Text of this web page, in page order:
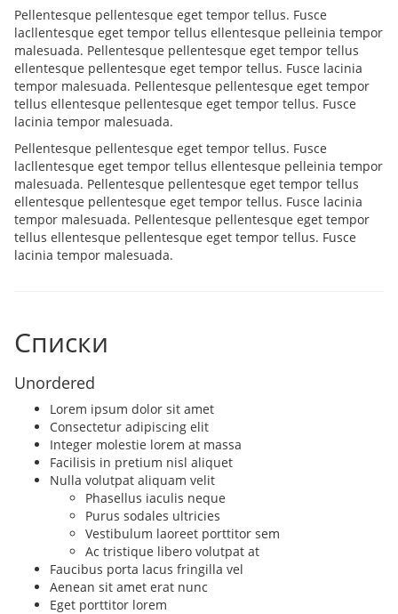
Pellentesque pellentesque eget tempor tellus. Fusce
lacllentesque eget tempor tellus ellentesque pelleinia tempor
malesuada. Pellentesque pellentesque eget tempor tellus
ellentesque pellentesque eget tempor tellus. Fusce lacinia
tempor malesuada. Pellentesque pellentesque eget tempor
tellus ellentesque pellentesque eget tempor tellus. Fusce
lacinia tempor malesuada.
Pellentesque pellentesque eget tempor tellus. Fusce
lacllentesque eget tempor tellus ellentesque pelleinia tempor
malesuada. Pellentesque pellentesque eget tempor tellus
ellentesque pellentesque eget tempor tellus. Fusce lacinia
tempor malesuada. Pellentesque pellentesque eget tempor
tellus ellentesque pellentesque eget tempor tellus. Fusce
lacinia tempor malesuada.
Списки
Unordered
Lorem ipsum dolor sit amet
Consectetur adipiscing elit
Integer molestie lorem at massa
Facilisis in pretium nisl aliquet
Nulla volutpat aliquam velit
Phasellus iaculis neque
Purus sodales ultricies
Vestibulum laoreet porttitor sem
Ac tristique libero volutpat at
Faucibus porta lacus fringilla vel
Aenean sit amet erat nunc
Eget porttitor lorem